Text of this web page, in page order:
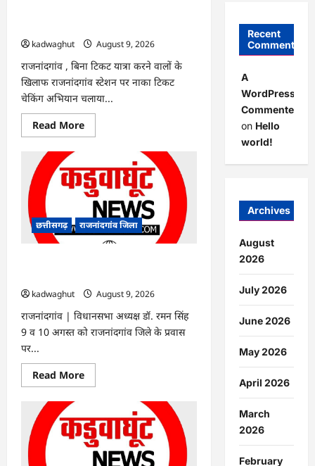
kadwaghut
August 9, 2026
राजनांदगांव , बिना टिकट यात्रा करने वालों के
खिलाफ राजनांदगांव स्टेशन पर नाका टिकट
चेकिंग अभियान चलाया...
Read MoreRead
more
:
टिकट
चेकिंग
:
16
ट्रेनों
में
पकड़े
छत्तीसगढ़ राजनांदगांव जिला
kadwaghut
August 9, 2026
राजनांदगांव | विधानसभा अध्यक्ष डॉ. रमन सिंह
9 व 10 अगस्त को राजनांदगांव जिले के प्रवास
पर...
Read MoreRead
more
विधानसभा
अध्यक्ष
डॉ.
रमन
सिंह
Recent
Comments
A
WordPress
Commenter
on Hello
world!
Archives
August
2026
July 2026
June 2026
May 2026
April 2026
March
2026
February